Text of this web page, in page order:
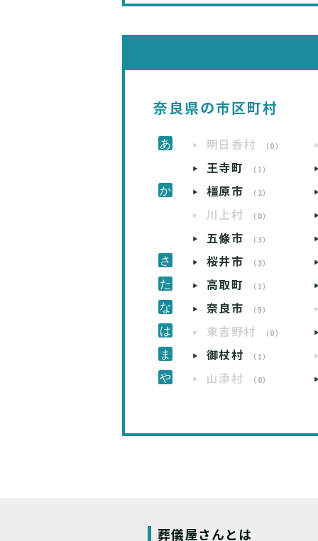
奈良県の市区町村
明日香村 （0）
王寺町 （1）
橿原市 （2）
川上村 （0）
五條市 （3）
桜井市 （3）
高取町 （1）
奈良市 （5）
東吉野村 （0）
御杖村 （1）
山添村 （0）
葬儀屋さんとは